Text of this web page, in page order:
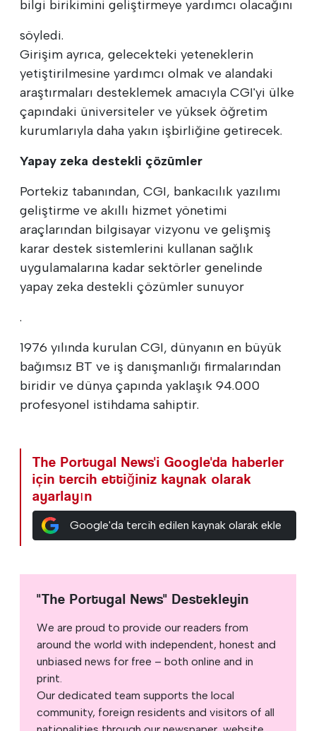
bilgi birikimini geliştirmeye yardımcı olacağını
söyledi.
Girişim ayrıca, gelecekteki yeteneklerin
yetiştirilmesine yardımcı olmak ve alandaki
araştırmaları desteklemek amacıyla CGI'yi ülke
çapındaki üniversiteler ve yüksek öğretim
kurumlarıyla daha yakın işbirliğine getirecek.
Yapay zeka destekli çözümler
Portekiz tabanından, CGI, bankacılık yazılımı
geliştirme ve akıllı hizmet yönetimi
araçlarından bilgisayar vizyonu ve gelişmiş
karar destek sistemlerini kullanan sağlık
uygulamalarına kadar sektörler genelinde
yapay zeka destekli çözümler sunuyor
.
1976 yılında kurulan CGI, dünyanın en büyük
bağımsız BT ve iş danışmanlığı firmalarından
biridir ve dünya çapında yaklaşık 94.000
profesyonel istihdama sahiptir.
The Portugal News'i Google'da haberler
için tercih ettiğiniz kaynak olarak
ayarlayın
Google'da tercih edilen kaynak olarak ekle
"The Portugal News" Destekleyin
We are proud to provide our readers from
around the world with independent, honest and
unbiased news for free – both online and in
print.
Our dedicated team supports the local
community, foreign residents and visitors of all